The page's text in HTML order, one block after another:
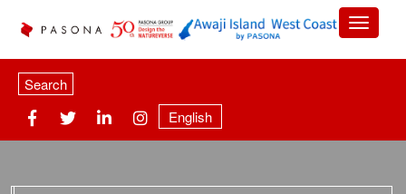
Search
English